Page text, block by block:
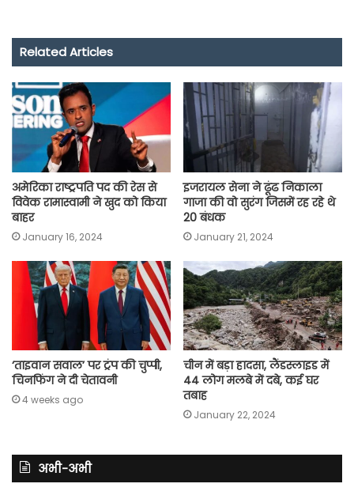
e
b
o
k
t
s
p
p
t
t
r
e
a
m
i
y
n
k
r
Related Articles
अमेरिका राष्ट्रपति पद की रेस से
विवेक रामास्वामी ने खुद को किया
बाहर
January 16, 2024
इजरायल सेना ने ढूंढ निकाला
गाजा की वो सुरंग जिसमें रह रहे थे
20 बंधक
January 21, 2024
‘ताइवान सवाल’ पर ट्रंप की चुप्पी,
चिनफिंग ने दी चेतावनी
4 weeks ago
चीन में बड़ा हादसा, लैंडस्लाइड में
44 लोग मलबे में दबे, कई घर
तबाह
January 22, 2024
अभी-अभी